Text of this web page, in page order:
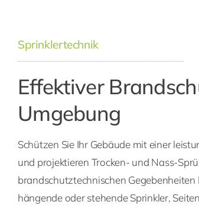
Sprinklertechnik
Effektiver
Umgebung
Schützen Sie Ihr Gebäude mit einer
und projektieren Trocken- und Nass-
brandschutztechnischen
hängende oder stehende Sprinkler,